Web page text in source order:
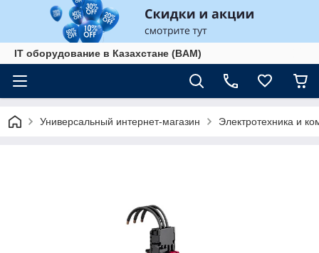
IT оборудование в Казахстане (BAM)
Универсальный интернет-магазин Электротехника и